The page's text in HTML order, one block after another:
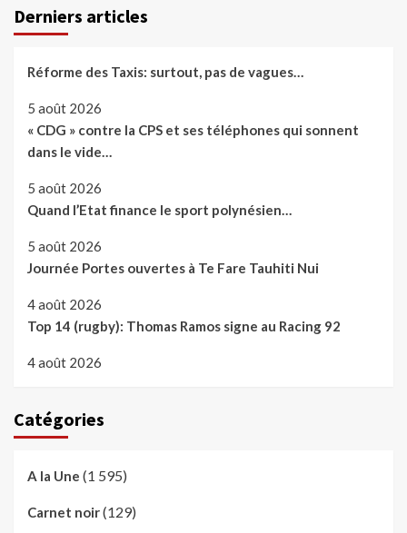
Derniers articles
Réforme des Taxis: surtout, pas de vagues…
5 août 2026
« CDG » contre la CPS et ses téléphones qui sonnent
dans le vide…
5 août 2026
Quand l’Etat finance le sport polynésien…
5 août 2026
Journée Portes ouvertes à Te Fare Tauhiti Nui
4 août 2026
Top 14 (rugby): Thomas Ramos signe au Racing 92
4 août 2026
Catégories
A la Une (1 595)
Carnet noir(129)